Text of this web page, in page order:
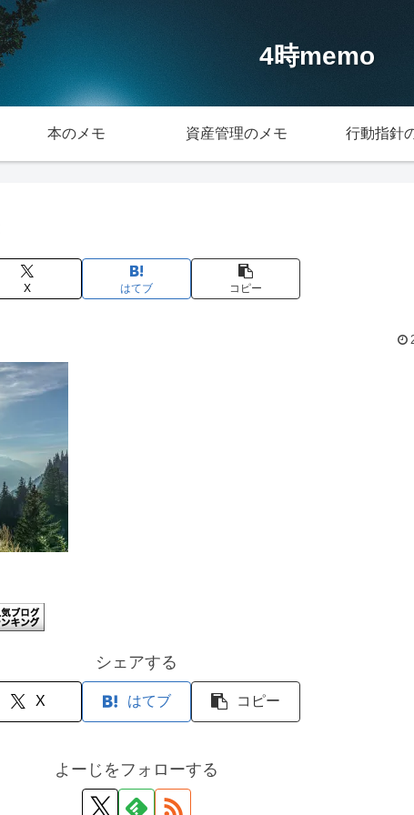
4時memo
本のメモ 資産管理のメモ 行動指針
X はてブ コピー
シェアする
X はてブ コピー
よーじをフォローする